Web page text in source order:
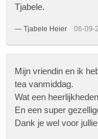
Tjabele.
— Tjabele Heier 06-09-
Mijn vriendin en ik
tea vanmiddag.
Wat een
En een super
Dank je wel voor